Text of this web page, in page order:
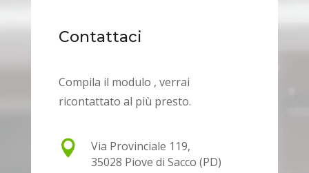
Contattaci
Compila il modulo , verrai
ricontattato al più presto.

Via Provinciale 119,
35028 Piove di Sacco (PD)